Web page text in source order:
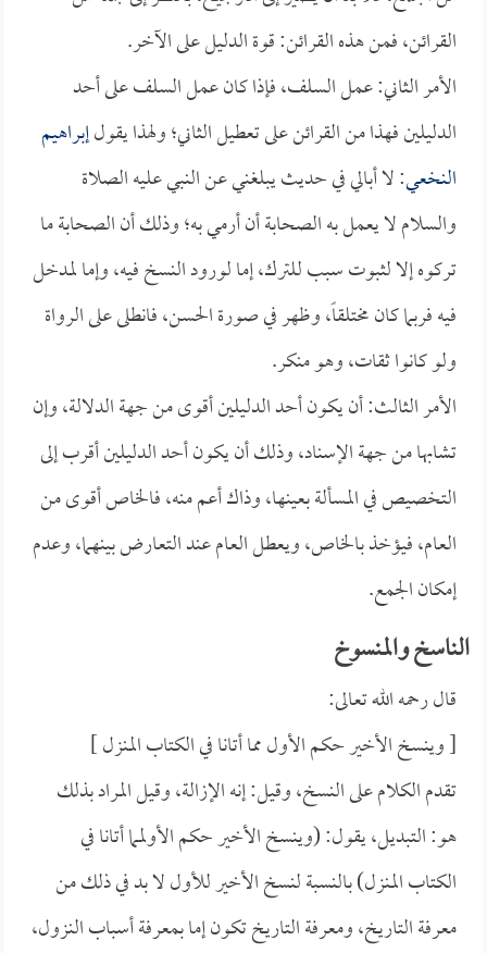
القرائن، فمن هذه القرائن: قوة الدليل على الآخر.
الأمر الثاني: عمل السلف، فإذا كان عمل السلف على أحد
الدليلين فهذا من القرائن على تعطيل الثاني؛ ولهذا يقولإبراهيم
النخعي: لا أبالي في حديث يبلغني عن النبي عليه الصلاة
والسلام لا يعمل به الصحابة أن أرمي به؛ وذلك أن الصحابة ما
تركوه إلا لثبوت سبب للترك، إما لورود النسخ فيه، وإما لمدخل
فيه فربما كان مختلقاً، وظهر في صورة الحسن، فانطلى على الرواة
ولو كانوا ثقات، وهو منكر.
الأمر الثالث: أن يكون أحد الدليلين أقوى من جهة الدلالة، وإن
تشابها من جهة الإسناد، وذلك أن يكون أحد الدليلين أقرب إلى
التخصيص في المسألة بعينها، وذاك أعم منه، فالخاص أقوى من
العام، فيؤخذ بالخاص، ويعطل العام عند التعارض بينهما، وعدم
إمكان الجمع.
الناسخ والمنسوخ
قال رحمه الله تعالى:
[ وينسخ الأخير حكم الأول مما أتانا في الكتاب المنزل ]
تقدم الكلام على النسخ، وقيل: إنه الإزالة، وقيل المراد بذلك
هو: التبديل، يقول: (وينسخ الأخير حكم الأولمما أتانا في
الكتاب المنزل) بالنسبة لنسخ الأخير للأول لا بد في ذلك من
معرفة التاريخ، ومعرفة التاريخ تكون إما بمعرفة أسباب النزول،